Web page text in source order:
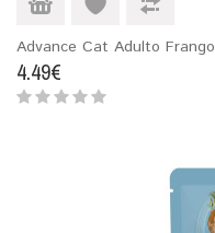
Advance Cat Adulto Frango
4.49€